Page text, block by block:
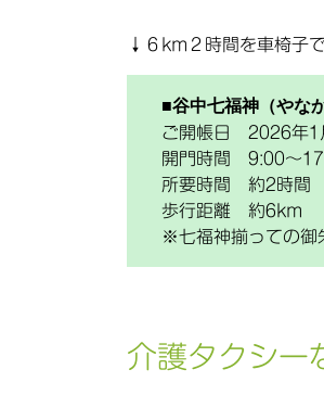
↓６km２時間を車椅子
■谷中七福神（やな
ご開帳日 2026年1
開門時間 9:00〜
所要時間 約2時間
歩行距離 約6km
※七福神揃っての御
介護タクシー